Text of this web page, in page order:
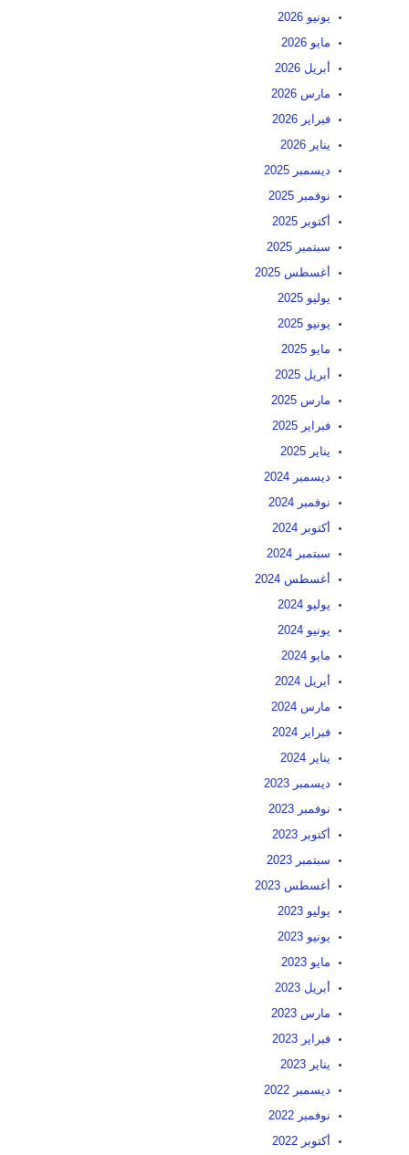
يونيو 2026
مايو 2026
أبريل 2026
مارس 2026
فبراير 2026
يناير 2026
ديسمبر 2025
نوفمبر 2025
أكتوبر 2025
سبتمبر 2025
أغسطس 2025
يوليو 2025
يونيو 2025
مايو 2025
أبريل 2025
مارس 2025
فبراير 2025
يناير 2025
ديسمبر 2024
نوفمبر 2024
أكتوبر 2024
سبتمبر 2024
أغسطس 2024
يوليو 2024
يونيو 2024
مايو 2024
أبريل 2024
مارس 2024
فبراير 2024
يناير 2024
ديسمبر 2023
نوفمبر 2023
أكتوبر 2023
سبتمبر 2023
أغسطس 2023
يوليو 2023
يونيو 2023
مايو 2023
أبريل 2023
مارس 2023
فبراير 2023
يناير 2023
ديسمبر 2022
نوفمبر 2022
أكتوبر 2022